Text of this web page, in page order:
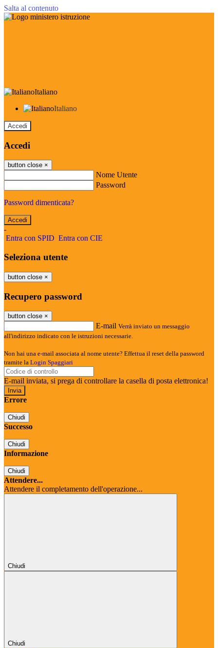
Salta al contenuto
Italiano
Italiano
Accedi
Accedi
button close ×
Nome Utente
Password
Password dimenticata?
-
Entra con SPID Entra con CIE
Seleziona utente
button close ×
Recupero password
button close ×
E-mail Verrà inviato un messaggio
all'indirizzo indicato con le istruzioni necessarie.
Non hai una e-mail associata al nome utente? Effettua il reset della password
tramite la Login Spaggiari
E-mail inviata, si prega di controllare la casella di posta elettronica!
Errore
Chiudi
Successo
Chiudi
Informazione
Chiudi
Attendere...
Attendere il completamento dell'operazione...
Chiudi
Chiudi